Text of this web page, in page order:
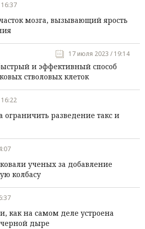
16:37
мозга, вызывающий ярость
17 июля 2023 / 19:14
и эффективный способ
стволовых клеток
16:22
ограничить разведение такс и
ученых за добавление
колбасу
как на самом деле устроена
черной дыре